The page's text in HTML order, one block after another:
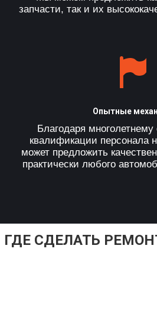
запчасти, так и их
Опытные
Благодаря
квалификации персонала
может предложить
практически любого
ГДЕ СДЕЛАТЬ